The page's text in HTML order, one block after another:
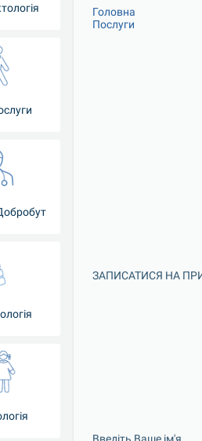
Головна
Послуги
ЗАПИСАТИСЯ НА